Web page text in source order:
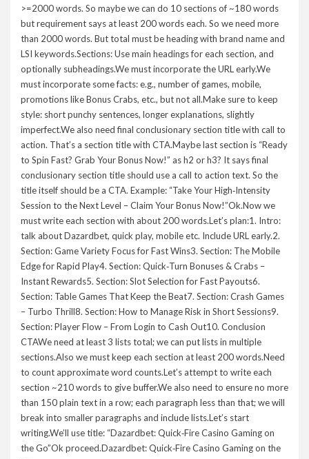
>=2000 words. So maybe we can do 10 sections of ~180 words
but requirement says at least 200 words each. So we need more
than 2000 words. But total must be heading with brand name and
LSI keywords.Sections: Use main headings for each section, and
optionally subheadings.We must incorporate the URL early.We
must incorporate some facts: e.g., number of games, mobile,
promotions like Bonus Crabs, etc., but not all.Make sure to keep
style: short punchy sentences, longer explanations, slightly
imperfect.We also need final conclusionary section title with call to
action. That’s a section title with CTA.Maybe last section is “Ready
to Spin Fast? Grab Your Bonus Now!” as h2 or h3? It says final
conclusionary section title should use a call to action text. So the
title itself should be a CTA. Example: “Take Your High‑Intensity
Session to the Next Level – Claim Your Bonus Now!”Ok.Now we
must write each section with about 200 words.Let’s plan:1. Intro:
talk about Dazardbet, quick play, mobile etc. Include URL early.2.
Section: Game Variety Focus for Fast Wins3. Section: The Mobile
Edge for Rapid Play4. Section: Quick‑Turn Bonuses & Crabs –
Instant Rewards5. Section: Slot Selection for Fast Payouts6.
Section: Table Games That Keep the Beat7. Section: Crash Games
– Turbo Thrill8. Section: How to Manage Risk in Short Sessions9.
Section: Player Flow – From Login to Cash Out10. Conclusion
CTAWe need at least 3 lists total; we can put lists in multiple
sections.Also we must keep each section at least 200 words.Need
to count approximate word counts.Let’s attempt to write each
section ~210 words to give buffer.We also need to ensure no more
than 150 plain text in a row; each paragraph less than that; we will
break into smaller paragraphs and include lists.Let’s start
writing.We’ll use title: “Dazardbet: Quick‑Fire Casino Gaming on
the Go”Ok proceed.Dazardbet: Quick‑Fire Casino Gaming on the